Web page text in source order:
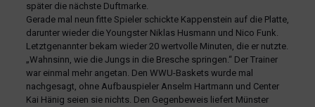
später die nächste Duftmarke.
Gerade mal neun fitte Spieler schickte Kappenstein auf die Platte,
darunter wieder die Youngster Niklas Husmann und Nico Funk.
Letztgenannter bekam wieder 20 wertvolle Minuten, die er nutzte.
„Wahnsinn, wie die Jungs in die Bresche springen.“ Der Trainer
war einmal mehr angetan. Den WWU-Baskets wurde mal
nachgesagt, ohne Aufbauspieler Anselm Hartmann und Center
Kai Hänig seien sie nichts. Den Gegenbeweis liefert Münster